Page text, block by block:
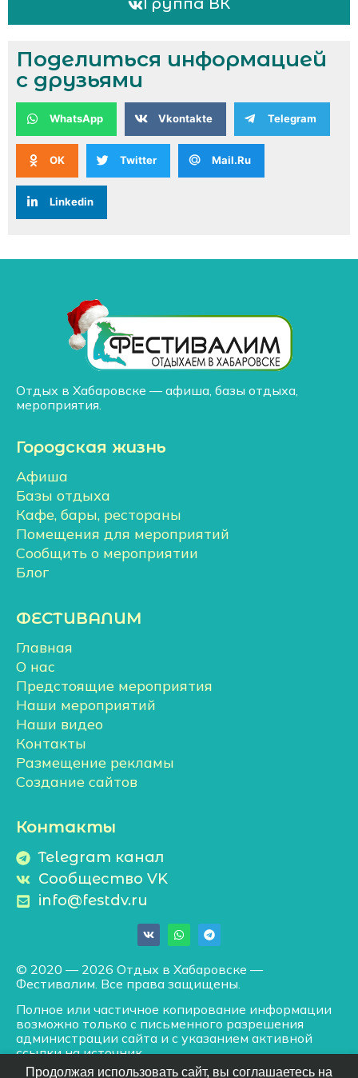
Группа ВК
Поделиться информацией
с друзьями
WhatsApp Vkontakte Telegram
OK Twitter Mail.Ru
Linkedin
Отдых в Хабаровске — афиша, базы отдыха,
мероприятия.
Городская жизнь
Афиша
Базы отдыха
Кафе, бары, рестораны
Помещения для мероприятий
Сообщить о мероприятии
Блог
ФЕСТИВАЛИМ
Главная
О нас
Предстоящие мероприятия
Наши мероприятий
Наши видео
Контакты
Размещение рекламы
Создание сайтов
Контакты
Telegram канал
Сообщество VK
info@festdv.ru
© 2020 — 2026 Отдых в Хабаровске —
Фестивалим. Все права защищены.
Полное или частичное копирование информации
возможно только с письменного разрешения
администрации сайта и с указанием активной
ссылки на источник.
Продолжая использовать сайт, вы соглашаетесь на